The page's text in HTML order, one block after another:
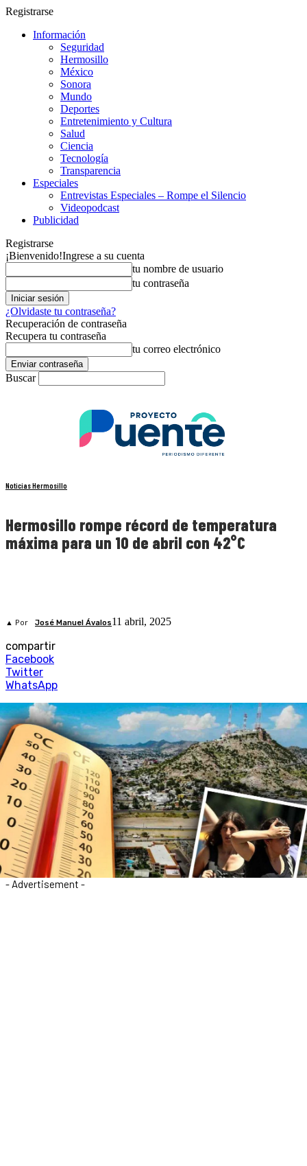
Registrarse
Información
Seguridad
Hermosillo
México
Sonora
Mundo
Deportes
Entretenimiento y Cultura
Salud
Ciencia
Tecnología
Transparencia
Especiales
Entrevistas Especiales – Rompe el Silencio
Videopodcast
Publicidad
Registrarse
¡Bienvenido!Ingrese a su cuenta
tu nombre de usuario
tu contraseña
¿Olvidaste tu contraseña?
Recuperación de contraseña
Recupera tu contraseña
tu correo electrónico
Buscar
Noticias Hermosillo
Hermosillo rompe récord de temperatura
máxima para un 10 de abril con 42°C
▲ Por José Manuel Ávalos11 abril, 2025
compartir
Facebook
Twitter
WhatsApp
- Advertisement -